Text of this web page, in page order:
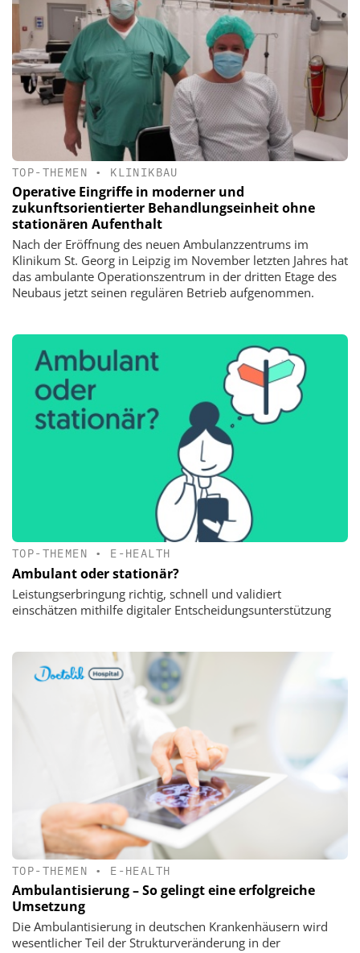
TOP-THEMEN • KLINIKBAU
Operative Eingriffe in moderner und
zukunftsorientierter Behandlungseinheit ohne
stationären Aufenthalt
Nach der Eröffnung des neuen Ambulanzzentrums im
Klinikum St. Georg in Leipzig im November letzten Jahres hat
das ambulante Operationszentrum in der dritten Etage des
Neubaus jetzt seinen regulären Betrieb aufgenommen.
TOP-THEMEN • E-HEALTH
Ambulant oder stationär?
Leistungserbringung richtig, schnell und validiert
einschätzen mithilfe digitaler Entscheidungsunterstützung
TOP-THEMEN • E-HEALTH
Ambulantisierung – So gelingt eine erfolgreiche
Umsetzung
Die Ambulantisierung in deutschen Krankenhäusern wird
wesentlicher Teil der Strukturveränderung in der